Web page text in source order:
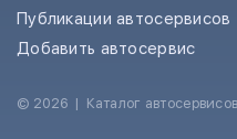
Публикации автосервисов
Добавить автосервис
© 2026 | Каталог